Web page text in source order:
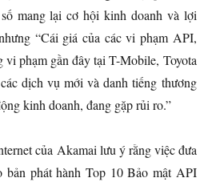
mang lại cơ hội kinh doanh và lợi
“Cái giá của các vi phạm API,
vi phạm gần đây tại T-Mobile, Toyota
dịch vụ mới và danh tiếng thương
kinh doanh, đang gặp rủi ro.”
của Akamai lưu ý rằng việc đưa
phát hành Top 10 Bảo mật API